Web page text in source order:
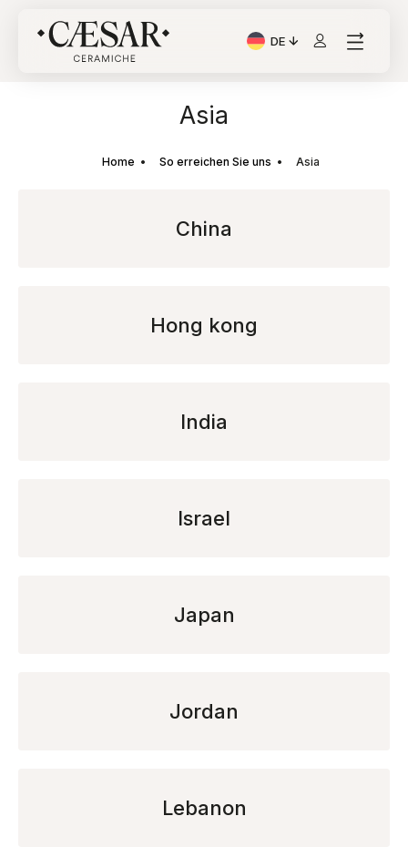
DE
Aktuelle Sprache:
Asia
Home So erreichen Sie uns Asia
China
Hong kong
India
Israel
Japan
Jordan
Lebanon